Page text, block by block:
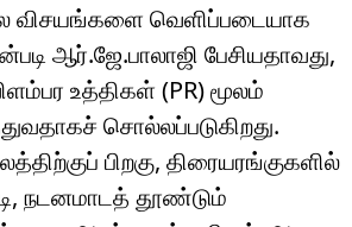
விசயங்களை வெளிப்படையாக
ஆர்.ஜே.பாலாஜி பேசியதாவது,
உத்திகள் (PR) மூலம்
சொல்லப்படுகிறது.
பிறகு, திரையரங்குகளில்
நடனமாடத் தூண்டும்